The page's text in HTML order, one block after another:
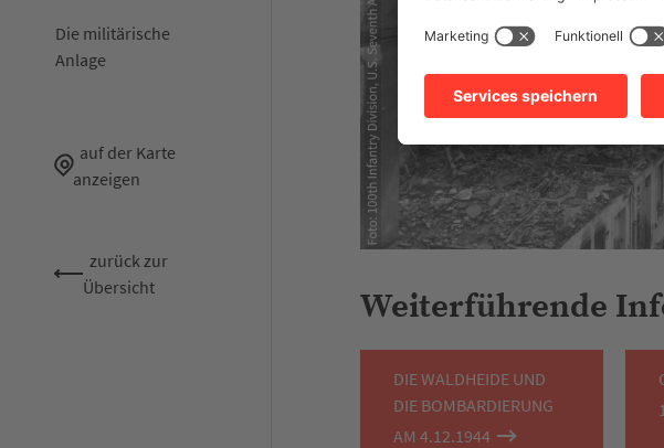
Die militärische
Anlage
auf der Karte
anzeigen
zurück zur
Übersicht
Weiterführende
DIE WALDHEIDE UND
DIE BOMBARDIERUNG
AM 4.12.1944